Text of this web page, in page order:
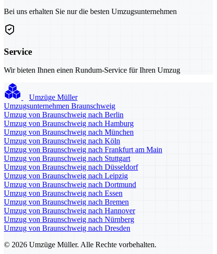
Bei uns erhalten Sie nur die besten Umzugsunternehmen
Service
Wir bieten Ihnen einen Rundum-Service für Ihren Umzug
Umzüge Müller
Umzugsunternehmen Braunschweig
Umzug von Braunschweig nach Berlin
Umzug von Braunschweig nach Hamburg
Umzug von Braunschweig nach München
Umzug von Braunschweig nach Köln
Umzug von Braunschweig nach Frankfurt am Main
Umzug von Braunschweig nach Stuttgart
Umzug von Braunschweig nach Düsseldorf
Umzug von Braunschweig nach Leipzig
Umzug von Braunschweig nach Dortmund
Umzug von Braunschweig nach Essen
Umzug von Braunschweig nach Bremen
Umzug von Braunschweig nach Hannover
Umzug von Braunschweig nach Nürnberg
Umzug von Braunschweig nach Dresden
© 2026 Umzüge Müller. Alle Rechte vorbehalten.